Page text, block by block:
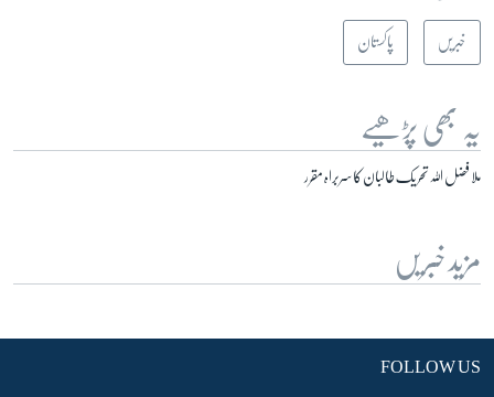
خبریں پاکستان
یہ بھی پڑھیے
ملا فضل اللہ تحریک طالبان کا سربراہ مقرر
مزید خبریں
FOLLOW US